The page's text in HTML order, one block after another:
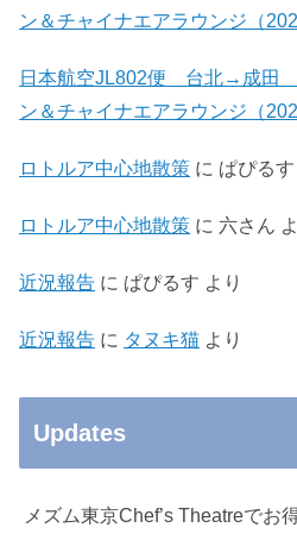
ン＆チャイナエアラウンジ（
日本航空JL802便 台北→成田
ン＆チャイナエアラウンジ（
ロトルア中心地散策 に ぱぴるす
ロトルア中心地散策 に 六さん
近況報告 に ぱぴるす より
近況報告 に タヌキ猫 より
Updates
メズム東京Chef’s Theatreでお